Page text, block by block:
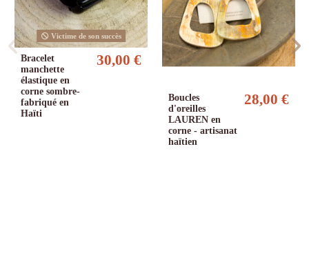
Victime de son succès
Bracelet
manchette
élastique en
corne sombre-
fabriqué en
Haïti
30,00 €
Boucles
d'oreilles
LAUREN en
corne - artisanat
haïtien
28,00 €